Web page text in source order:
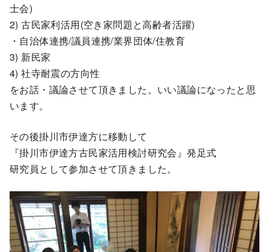
士会)
2) 古民家利活用(空き家問題と高齢者活躍)
・自治体連携/議員連携/業界団体/住教育
3) 新民家
4) 社寺耐震の方向性
をお話・議論させて頂きました。いい議論になったと思
います。
その後掛川市伊達方に移動して
『掛川市伊達方古民家活用検討研究会』発足式
研究員として参加させて頂きました。